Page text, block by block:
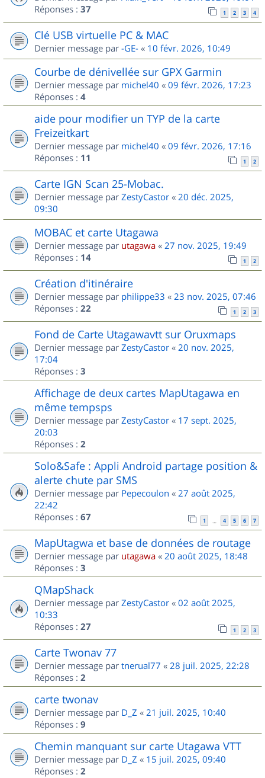
Réponses : 37 1 2 3 4
Clé USB virtuelle PC & MAC
Dernier message par -GE- « 10 févr. 2026, 10:49
Courbe de dénivellée sur GPX Garmin
Dernier message par michel40 « 09 févr. 2026, 17:23
Réponses : 4
aide pour modifier un TYP de la carte
Freizeitkart
Dernier message par michel40 « 09 févr. 2026, 17:16
Réponses : 11 1 2
Carte IGN Scan 25-Mobac.
Dernier message par ZestyCastor « 20 déc. 2025,
09:30
MOBAC et carte Utagawa
Dernier message par utagawa « 27 nov. 2025, 19:49
Réponses : 14 1 2
Création d'itinéraire
Dernier message par philippe33 « 23 nov. 2025, 07:46
Réponses : 22 1 2 3
Fond de Carte Utagawavtt sur Oruxmaps
Dernier message par ZestyCastor « 20 nov. 2025,
17:04
Réponses : 3
Affichage de deux cartes MapUtagawa en
même tempsps
Dernier message par ZestyCastor « 17 sept. 2025,
20:03
Réponses : 2
Solo&Safe : Appli Android partage position &
alerte chute par SMS
Dernier message par Pepecoulon « 27 août 2025,
22:42
Réponses : 67 1 … 4 5 6 7
MapUtagwa et base de données de routage
Dernier message par utagawa « 20 août 2025, 18:48
Réponses : 3
QMapShack
Dernier message par ZestyCastor « 02 août 2025,
10:33
Réponses : 27 1 2 3
Carte Twonav 77
Dernier message par tnerual77 « 28 juil. 2025, 22:28
Réponses : 2
carte twonav
Dernier message par D_Z « 21 juil. 2025, 10:40
Réponses : 9
Chemin manquant sur carte Utagawa VTT
Dernier message par D_Z « 15 juil. 2025, 09:40
Réponses : 2